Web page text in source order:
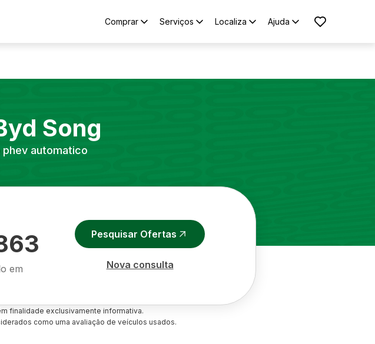
Comprar Serviços Localiza Ajuda
Song
phev automatico
em
Pesquisar Ofertas
Nova consulta
finalidade exclusivamente informativa.
como uma avaliação de veículos usados.